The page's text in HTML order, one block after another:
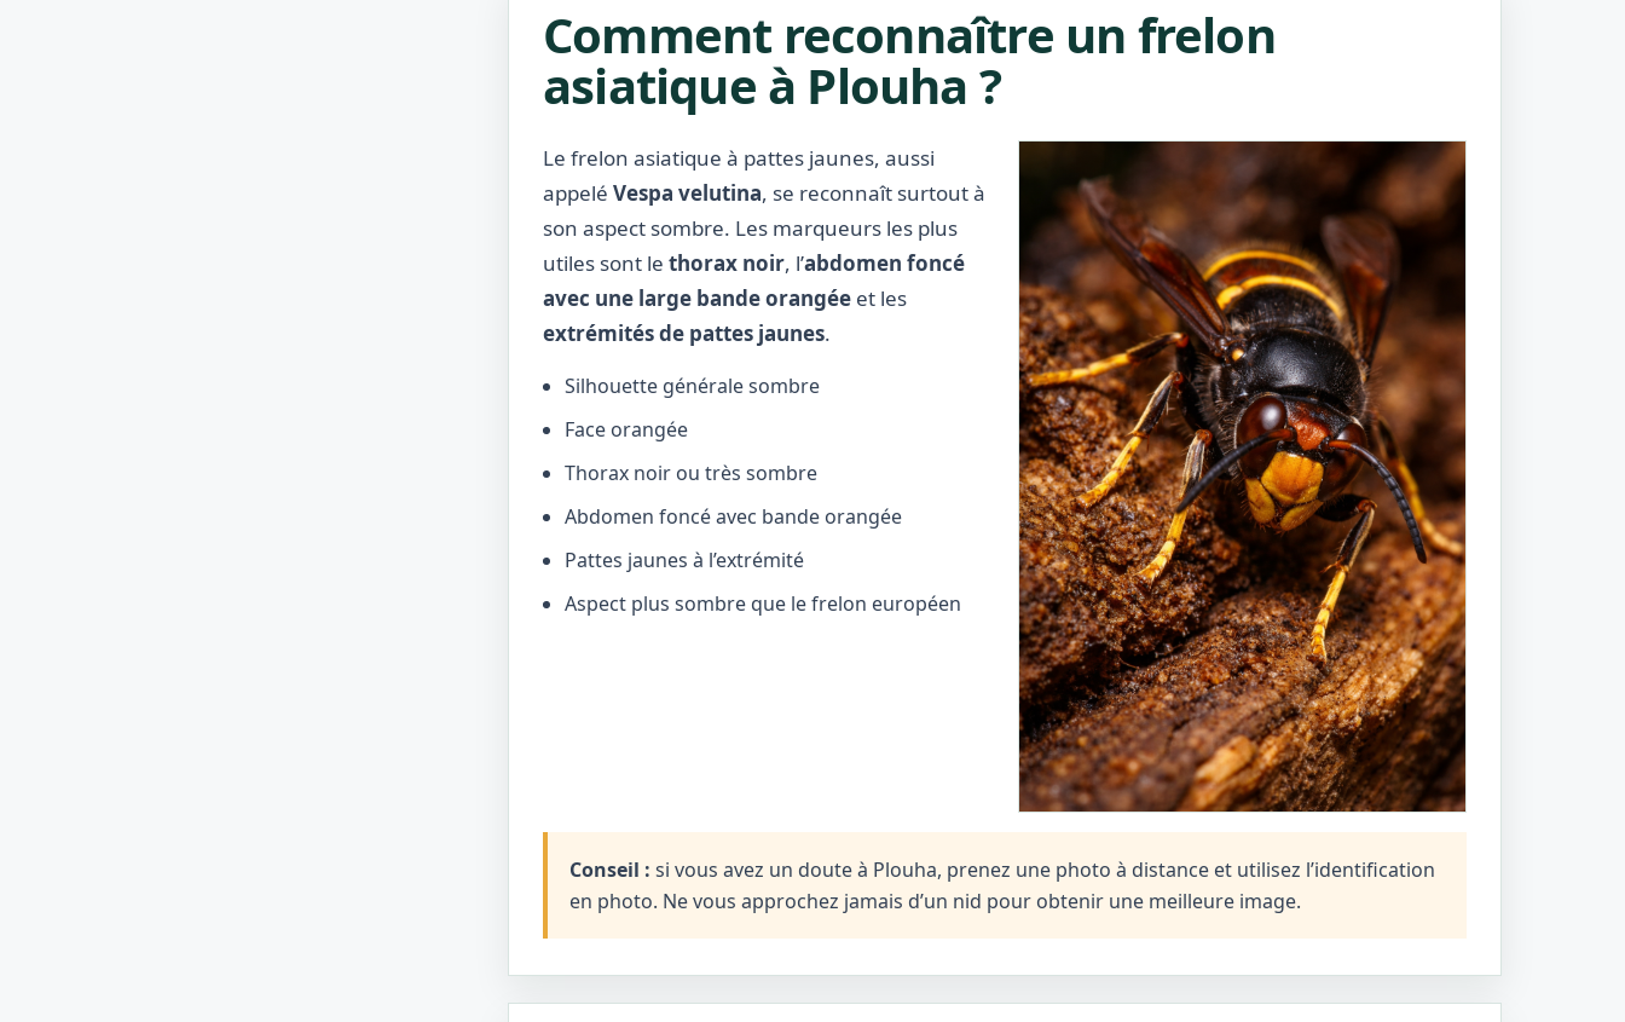
Comment reconnaître un frelon
asiatique à Plouha ?
Le frelon asiatique à pattes jaunes, aussi
appelé Vespa velutina, se reconnaît surtout à
son aspect sombre. Les marqueurs les plus
utiles sont le thorax noir, l’abdomen foncé
avec une large bande orangée et les
extrémités de pattes jaunes.
Silhouette générale sombre
Face orangée
Thorax noir ou très sombre
Abdomen foncé avec bande orangée
Pattes jaunes à l’extrémité
Aspect plus sombre que le frelon européen
Conseil : si vous avez un doute à Plouha, prenez une photo à distance et utilisez l’identification
en photo. Ne vous approchez jamais d’un nid pour obtenir une meilleure image.